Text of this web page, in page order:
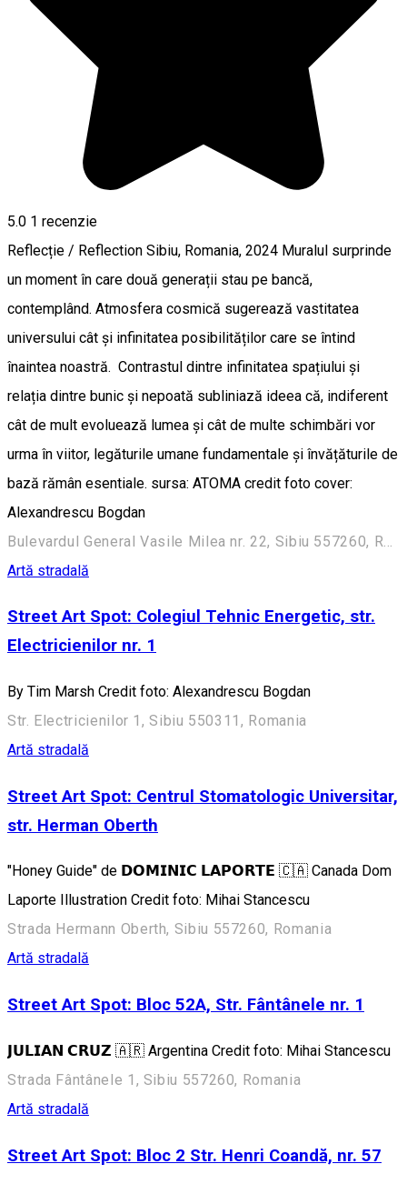
5.0 1 recenzie
Reflecție / Reflection Sibiu, Romania, 2024 Muralul surprinde
un moment în care două generații stau pe bancă,
contemplând. Atmosfera cosmică sugerează vastitatea
universului cât și infinitatea posibilităților care se întind
înaintea noastră. Contrastul dintre infinitatea spațiului și
relația dintre bunic și nepoată subliniază ideea că, indiferent
cât de mult evoluează lumea și cât de multe schimbări vor
urma în viitor, legăturile umane fundamentale și învățăturile de
bază rămân esentiale. sursa: ATOMA credit foto cover:
Alexandrescu Bogdan
Artă stradală
Street Art Spot: Colegiul Tehnic Energetic, str.
Electricienilor nr. 1
By Tim Marsh Credit foto: Alexandrescu Bogdan
Str. Electricienilor 1, Sibiu 550311, Romania
Artă stradală
Street Art Spot: Centrul Stomatologic Universitar,
str. Herman Oberth
"Honey Guide" de 𝗗𝗢𝗠𝗜𝗡𝗜𝗖 𝗟𝗔𝗣𝗢𝗥𝗧𝗘 🇨🇦 Canada Dom
Laporte Illustration Credit foto: Mihai Stancescu
Strada Hermann Oberth, Sibiu 557260, Romania
Artă stradală
Street Art Spot: Bloc 52A, Str. Fântânele nr. 1
𝗝𝗨𝗟𝗜𝗔𝗡 𝗖𝗥𝗨𝗭 🇦🇷 Argentina Credit foto: Mihai Stancescu
Strada Fântânele 1, Sibiu 557260, Romania
Artă stradală
Street Art Spot: Bloc 2 Str. Henri Coandă, nr. 57